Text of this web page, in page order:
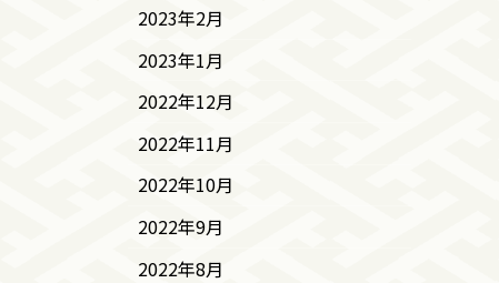
2023年2月
2023年1月
2022年12月
2022年11月
2022年10月
2022年9月
2022年8月